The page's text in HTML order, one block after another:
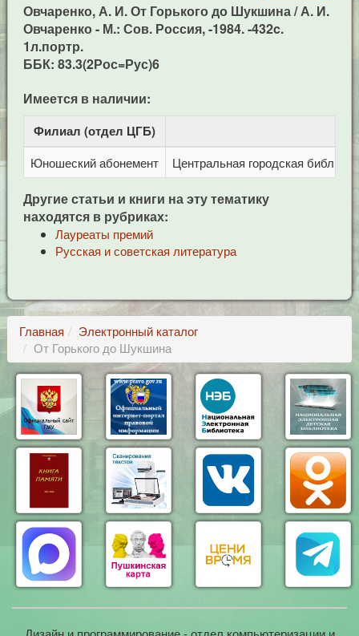
Овчаренко, А. И. От Горького до Шукшина / А. И.
Овчаренко - М.: Сов. Россия, -1984. -432c.
1л.портр.
ББК: 83.3(2Рос=Рус)6
Имеется в наличии:
Филиал (отдел ЦГБ)
Юношеский абонемент Центральная городская
Другие статьи и книги на эту тематику
находятся в рубриках:
Лауреаты премий
Русская и советская литература
Главная
Электронный каталог
От Горького до Шукшина